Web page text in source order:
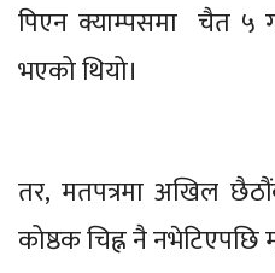
पिएन क्याम्पसमा चैत ५
भएको थियो।
तर, मतपत्रमा अखिल
कोष्ठक चिह्न नै नभेटिएपछि